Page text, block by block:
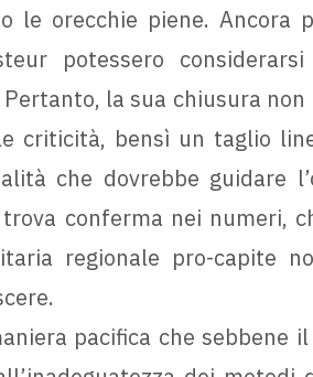
le orecchie piene. Ancora
potessero
la sua chiusura
criticità, bensì un taglio
che dovrebbe guidare
conferma nei numeri,
regionale pro-capite
pacifica che sebbene